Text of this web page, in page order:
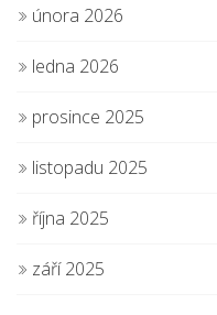
února 2026
ledna 2026
prosince 2025
listopadu 2025
října 2025
září 2025